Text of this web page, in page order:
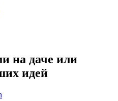
на даче или
идей